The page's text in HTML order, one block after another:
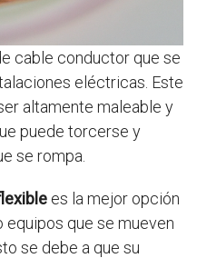
cable conductor que se
eléctricas. Este
altamente maleable y
puede torcerse y
se rompa.
es la mejor opción
que se mueven
se debe a que su